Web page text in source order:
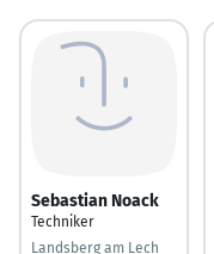
Sebastian Noack
Techniker
Landsberg am Lech